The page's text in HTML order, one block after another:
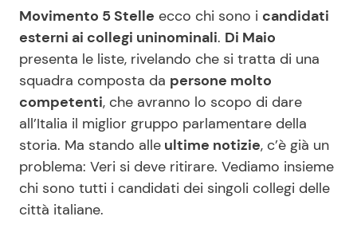
Mondo Mamma
News benessere
Salute
Viaggi e Turismo
Festività
Le Ricette in TV
Primi Piatti
Ricette Facili e Veloci
Ricette Feste
Movimento 5 Stelle ecco chi sono i candidati
esterni ai collegi uninominali. Di Maio
presenta le liste, rivelando che si tratta di una
squadra composta da persone molto
competenti, che avranno lo scopo di dare
all’Italia il miglior gruppo parlamentare della
storia. Ma stando alle ultime notizie, c’è già un
problema: Veri si deve ritirare. Vediamo insieme
chi sono tutti i candidati dei singoli collegi delle
città italiane.